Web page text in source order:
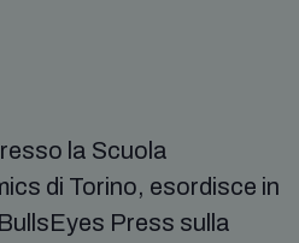
la Scuola
di Torino, esordisce in
Press sulla